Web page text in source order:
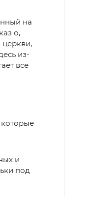
на
о,
церкви,
из-
все
которые
и
под